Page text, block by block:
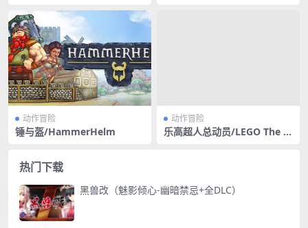
动作冒险
锤与盔/HammerHelm
动作冒险
乐高超人总动员/LEGO The In
热门下载
黑兽改（魅影倾心-幽暗禁忌+全DLC）